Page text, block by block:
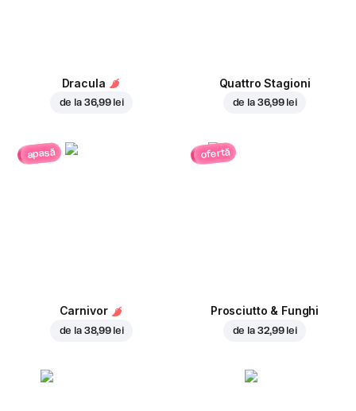
Dracula
de la 36,99 lei
Quattro Stagioni
de la 36,99 lei
apasă
Carnivor
de la 38,99 lei
ofertă
Prosciutto & Funghi
de la 32,99 lei